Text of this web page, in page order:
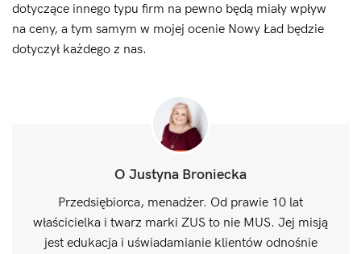
dotyczące innego typu firm na pewno będą miały wpływ
na ceny, a tym samym w mojej ocenie Nowy Ład będzie
dotyczył każdego z nas.
O Justyna Broniecka
Przedsiębiorca, menadżer. Od prawie 10 lat
właścicielka i twarz marki ZUS to nie MUS. Jej misją
jest edukacja i uświadamianie klientów odnośnie